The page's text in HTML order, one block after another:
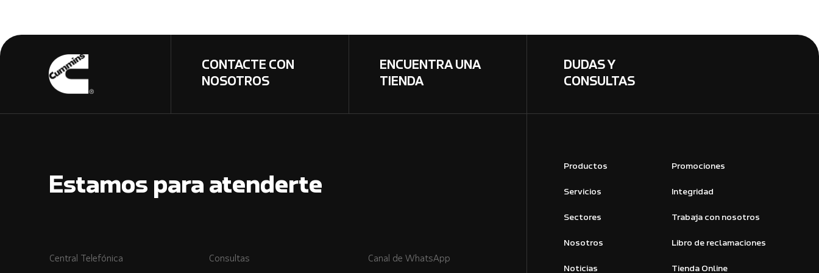
CONTACTE CON
NOSOTROS
ENCUENTRA UNA
TIENDA
DUDAS Y
CONSULTAS
Estamos para atenderte
Central Telefónica Consultas Canal de WhatsApp
Productos
Servicios
Sectores
Nosotros
Noticias
Promociones
Integridad
Trabaja con nosotros
Libro de reclamaciones
Tienda Online